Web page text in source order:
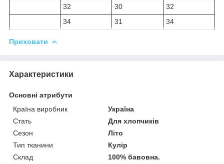
32
30
32
34
31 34
Приховати
Характеристики
Основні атрибути
Країна виробник
Україна
Стать
Для хлопчиків
Сезон
Літо
Тип тканини
Кулір
Склад
100% бавовна.